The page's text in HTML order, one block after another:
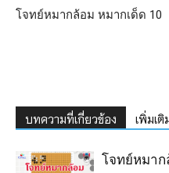
โจทย์หมากล้อม หมากเด็ด 10
บทความที่เกี่ยวข้อง เพิ่มเติ
โจทย์หมาก